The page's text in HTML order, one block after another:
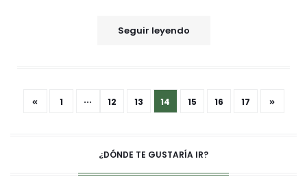
Seguir leyendo
« 1 ··· 12 13 14 15 16 17 »
¿DÓNDE TE GUSTARÍA IR?